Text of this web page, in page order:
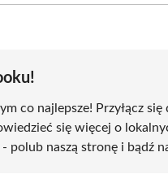
co najlepsze! Przyłącz się
się więcej o
polub naszą stronę i bądź